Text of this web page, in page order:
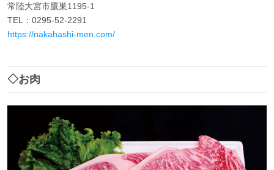
常陸大宮市鷹巣1195-1
TEL：0295-52-2291
https://nakahashi-men.com/
◇お肉